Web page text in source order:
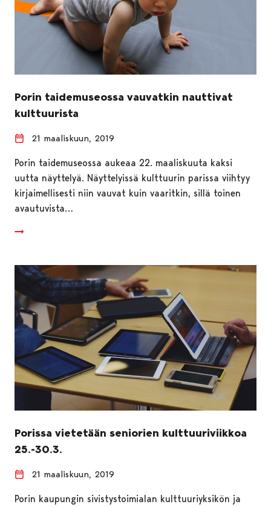
Porin taidemuseossa vauvatkin nauttivat
kulttuurista
21 maaliskuun, 2019
Porin taidemuseossa aukeaa 22. maaliskuuta kaksi
uutta näyttelyä. Näyttelyissä kulttuurin parissa viihtyy
kirjaimellisesti niin vauvat kuin vaaritkin, sillä toinen
avautuvista…
Porissa vietetään seniorien kulttuuriviikkoa
25.-30.3.
21 maaliskuun, 2019
Porin kaupungin sivistystoimialan kulttuuriyksikön ja